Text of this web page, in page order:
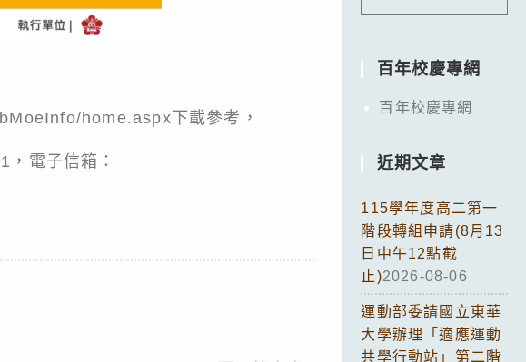
home.aspx下載參考，
電子信箱：
百年校慶專網
百年校慶專網
近期文章
115學年度高二第一
階段轉組申請(8月13
日中午12點截
止)2026-08-06
運動部委請國立東華
大學辦理「適應運動
共學行動站」第二階